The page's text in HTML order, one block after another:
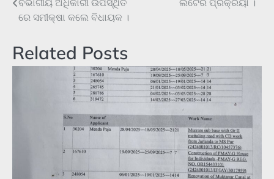
navigation
ବିଭାଗୀୟ ଅଧିକାରୀ ଉପସ୍ଥିତି
ରେ ସମୀକ୍ଷା କଲେ ବିଧାୟକ ।
ଲଟେରି ପ୍ରକ୍ରିୟା ।
Related Posts